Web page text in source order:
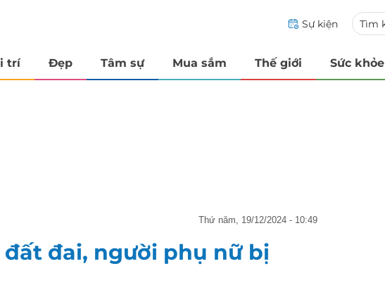
Sự kiện
trí Đẹp Tâm sự Mua sắm Thế giới Sức khỏe
thứ năm, 19/12/2024 - 10:49
đai, người phụ nữ bị